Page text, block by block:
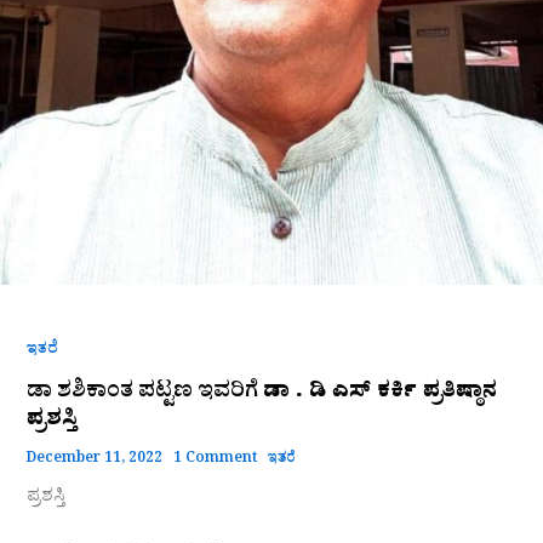
ಇತರೆ
ಡಾ ಶಶಿಕಾಂತ ಪಟ್ಟಣ ಇವರಿಗೆಡಾ . ಡಿ ಎಸ್‌ ಕರ್ಕಿ ಪ್ರತಿಷ್ಠಾನ
ಪ್ರಶಸ್ತಿ
December 11, 2022 1 Comment ಇತರೆ
ಪ್ರಶಸ್ತಿ